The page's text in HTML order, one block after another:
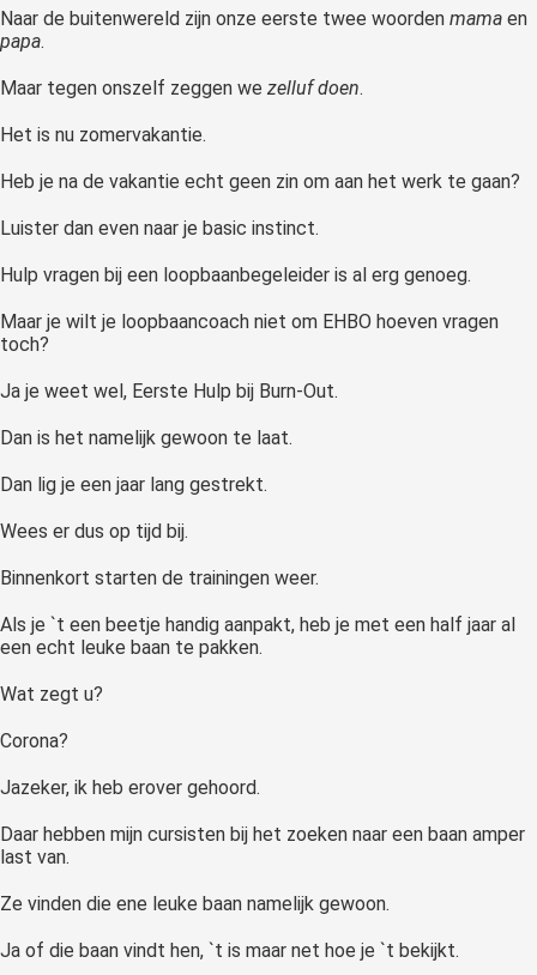
Naar de buitenwereld zijn onze eerste twee woorden mama en
papa.
Maar tegen onszelf zeggen we zelluf doen.
Het is nu zomervakantie.
Heb je na de vakantie echt geen zin om aan het werk te gaan?
Luister dan even naar je basic instinct.
Hulp vragen bij een loopbaanbegeleider is al erg genoeg.
Maar je wilt je loopbaancoach niet om EHBO hoeven vragen
toch?
Ja je weet wel, Eerste Hulp bij Burn-Out.
Dan is het namelijk gewoon te laat.
Dan lig je een jaar lang gestrekt.
Wees er dus op tijd bij.
Binnenkort starten de trainingen weer.
Als je `t een beetje handig aanpakt, heb je met een half jaar al
een echt leuke baan te pakken.
Wat zegt u?
Corona?
Jazeker, ik heb erover gehoord.
Daar hebben mijn cursisten bij het zoeken naar een baan amper
last van.
Ze vinden die ene leuke baan namelijk gewoon.
Ja of die baan vindt hen, `t is maar net hoe je `t bekijkt.